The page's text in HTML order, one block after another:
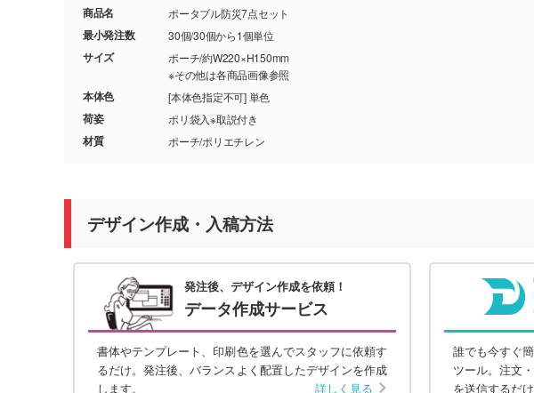
商品名 ポータブル防災7点セット
最小発注数 30個/30個から1個単位
サイズ
ポーチ/約W220×H150mm
※その他は各商品画像参照
本体色 [本体色指定不可] 単色
荷姿 ポリ袋入※取説付き
材質 ポーチ/ポリエチレン
デザイン作成・入稿方法
発注後、デザイン作成を依頼！
データ作成サービス
書体やテンプレート、印刷色を選んでスタッフに依頼す
るだけ。発注後、バランスよく配置したデザインを作成
します。
詳しく見る
誰でも今すぐ
ツール。注文
を送信するだ